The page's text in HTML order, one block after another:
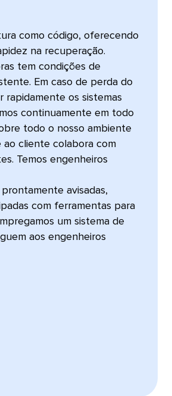
como código, oferecendo
na recuperação.
tem condições de
Em caso de perda do
rapidamente os sistemas
continuamente em todo
todo o nosso ambiente
cliente colabora com
Temos engenheiros
avisadas,
com ferramentas para
um sistema de
aos engenheiros